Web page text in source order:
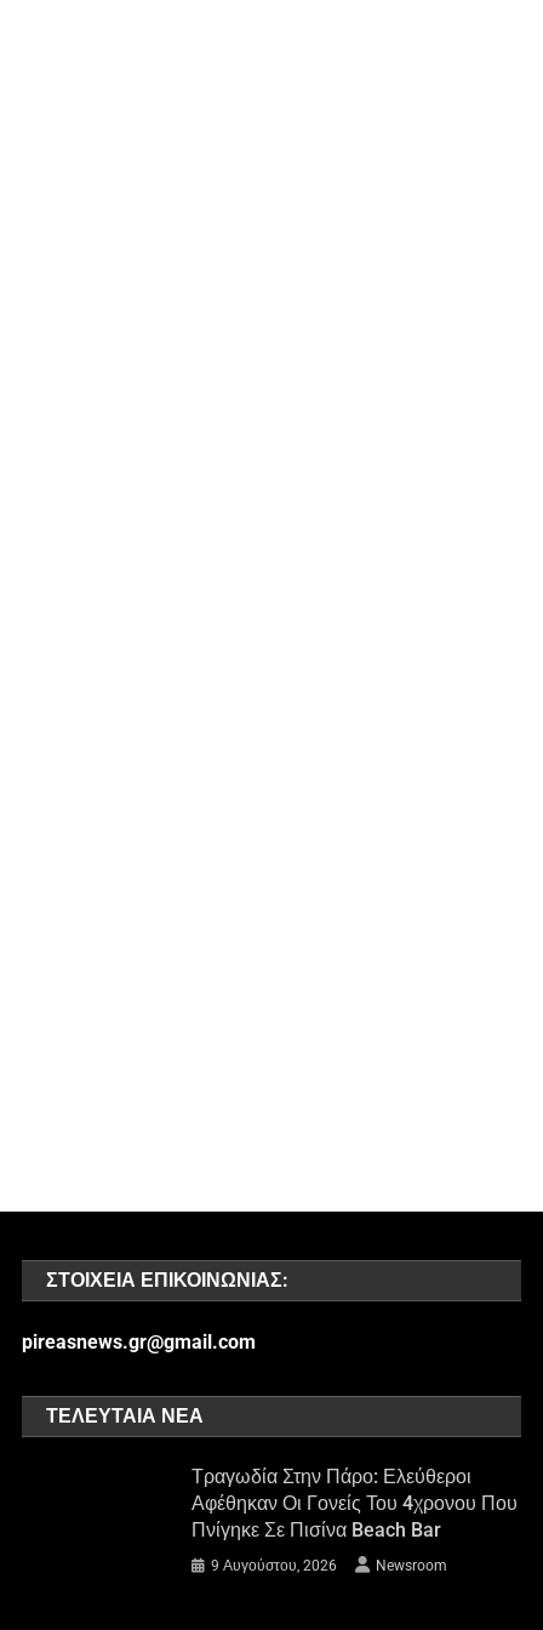
ΣΤΟΙΧΕΊΑ ΕΠΙΚΟΙΝΩΝΊΑΣ:
pireasnews.gr@gmail.com
ΤΕΛΕΥΤΑΊΑ ΝΈΑ
Τραγωδία Στην Πάρο: Ελεύθεροι
Αφέθηκαν Οι Γονείς Του 4χρονου Που
Πνίγηκε Σε Πισίνα Beach Bar
9 Αυγούστου, 2026 Newsroom